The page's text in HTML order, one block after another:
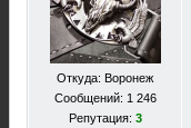
Откуда: Воронеж
Сообщений: 1 246
Репутация: 3